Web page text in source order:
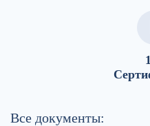
Все документы: